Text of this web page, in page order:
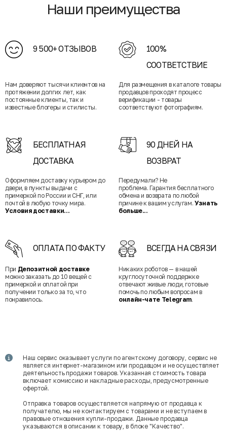
Наши преимущества
9 500+ ОТЗЫВОВ
Нам доверяют тысячи клиентов на
протяжении долгих лет, как
постоянные клиенты, так и
известные блогеры и стилисты.
100%
СООТВЕТСТВИЕ
Для размещения в каталоге товары
продавцов проходят процесс
верификации - товары
соответствуют фотографиям.
БЕСПЛАТНАЯ
ДОСТАВКА
Оформляем доставку курьером до
двери, в пункты выдачи с
примеркой по России и СНГ, или
почтой в любую точку мира.
Условия доставки...
90 ДНЕЙ НА
ВОЗВРАТ
Передумали? Не
проблема. Гарантия бесплатного
обмена и возврата по любой
причине к вашим услугам. Узнать
больше...
ОПЛАТА ПО ФАКТУ
При Депозитной доставке
можно заказать до 10 вещей с
примеркой и оплатой при
получении только за то, что
понравилось.
ВСЕГДА НА СВЯЗИ
Никаких роботов — в нашей
круглосуточной поддержке
отвечают живые люди, готовые
помочь по любым вопросам в
онлайн-чате Telegram.
Наш сервис оказывает услуги по агентскому договору, сервис не
является интернет-магазином или продавцом и не осуществляет
деятельность продажи товаров. Указанная стоимость товара
включает комиссию и накладные расходы, предусмотренные
офертой.
Отправка товаров осуществляется напрямую от продавца к
получателю, мы не контактируем с товарами и не вступаем в
правовые отношения купли-продажи. Данные продавца
указываются в описании к товару, в блоке "Качество".